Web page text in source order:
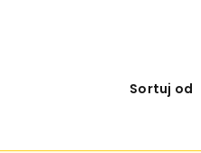
Sortuj od